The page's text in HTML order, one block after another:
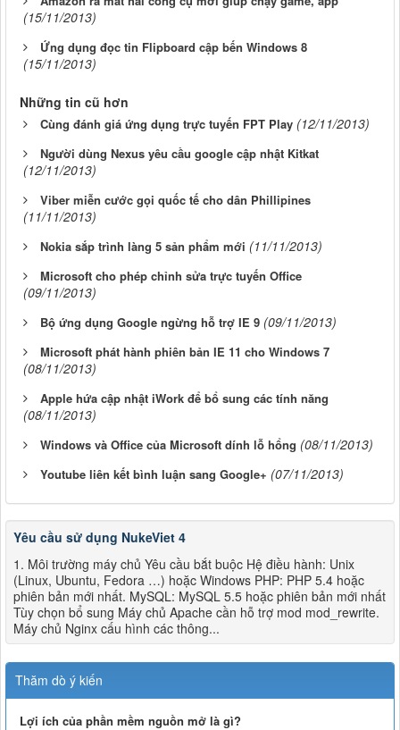
(15/11/2013)
Ứng dụng đọc tin Flipboard cập bến Windows 8
(15/11/2013)
Những tin cũ hơn
Cùng đánh giá ứng dụng trực tuyến FPT Play (12/11/2013)
Người dùng Nexus yêu cầu google cập nhật Kitkat
(12/11/2013)
Viber miễn cước gọi quốc tế cho dân Phillipines
(11/11/2013)
Nokia sắp trình làng 5 sản phẩm mới (11/11/2013)
Microsoft cho phép chỉnh sửa trực tuyến Office
(09/11/2013)
Bộ ứng dụng Google ngừng hỗ trợ IE 9 (09/11/2013)
Microsoft phát hành phiên bản IE 11 cho Windows 7
(08/11/2013)
Apple hứa cập nhật iWork để bổ sung các tính năng
(08/11/2013)
Windows và Office của Microsoft dính lỗ hổng (08/11/2013)
Youtube liên kết bình luận sang Google+ (07/11/2013)
Yêu cầu sử dụng NukeViet 4
1. Môi trường máy chủ Yêu cầu bắt buộc Hệ điều hành: Unix
(Linux, Ubuntu, Fedora …) hoặc Windows PHP: PHP 5.4 hoặc
phiên bản mới nhất. MySQL: MySQL 5.5 hoặc phiên bản mới nhất
Tùy chọn bổ sung Máy chủ Apache cần hỗ trợ mod mod_rewrite.
Máy chủ Nginx cấu hình các thông...
Thăm dò ý kiến
Lợi ích của phần mềm nguồn mở là gì?